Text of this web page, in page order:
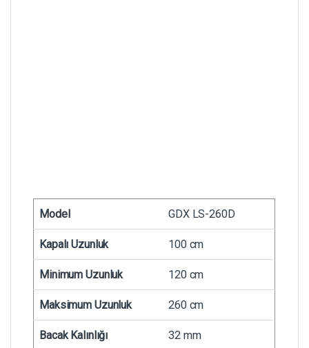
Model GDX LS-260D
Kapalı Uzunluk 100 cm
Minimum Uzunluk 120 cm
Maksimum Uzunluk 260 cm
Bacak Kalınlığı 32 mm